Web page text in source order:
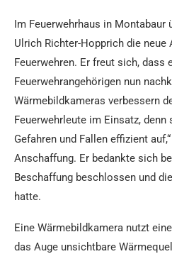
Im Feuerwehrhaus in Montabaur
Ulrich Richter-Hopprich die neue
Feuerwehren. Er freut sich, dass
Feuerwehrangehörigen nun
Wärmebildkameras verbessern
Feuerwehrleute im Einsatz,
Gefahren und Fallen effizient
Anschaffung. Er bedankte sich
Beschaffung beschlossen und
hatte.
Eine Wärmebildkamera nutzt
das Auge unsichtbare